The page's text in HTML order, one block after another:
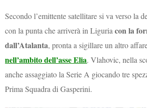
Secondo l’emittente satellitare si va verso la
con la punta che arriverà in Liguriacon la
dall’Atalanta, pronta a sigillare un altro
nell’ambito dell’asse Elia. Vlahovic, nella
anche assaggiato la Serie A giocando tre
Prima Squadra di Gasperini.